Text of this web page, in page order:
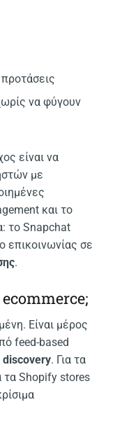
να φύγουν
είναι να
με
και το
το Snapchat
επικοινωνίας σε
.
ecommerce;
Είναι μέρος
feed-based
. Για τα
τα Shopify stores